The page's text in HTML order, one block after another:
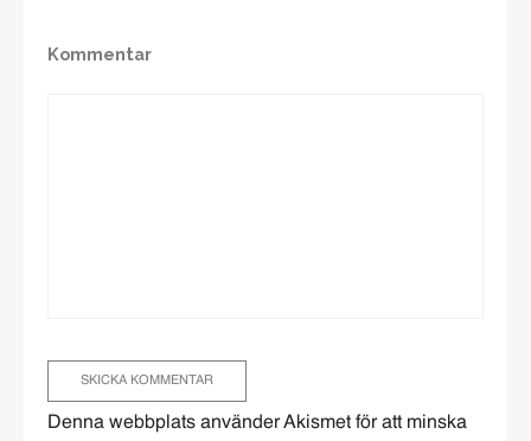
Kommentar
Denna webbplats använder Akismet för att minska